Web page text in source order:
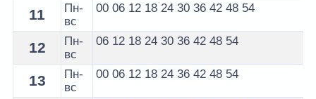
11
Пн-
вс
00 06 12 18 24 30 36 42 48 54
12
Пн-
вс
06 12 18 24 30 36 42 48 54
13
Пн-
вс
00 06 12 18 24 36 42 48 54